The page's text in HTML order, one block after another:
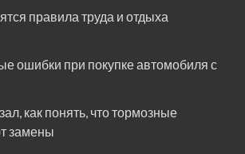
правила труда и отдыха
ошибки при покупке автомобиля с
как понять, что тормозные
замены